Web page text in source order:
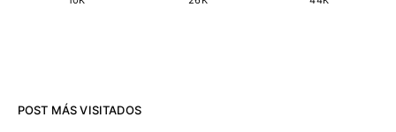
POST MÁS VISITADOS